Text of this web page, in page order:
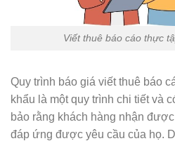
Viết thuê báo cáo thực
Quy trình báo giá viết thuê báo
khẩu là một quy trình chi tiết và
bảo rằng khách hàng nhận
đáp ứng được yêu cầu của họ.